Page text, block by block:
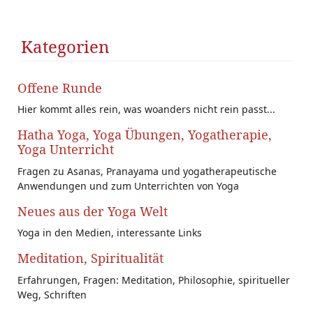
Kategorien
Offene Runde
Hier kommt alles rein, was woanders nicht rein passt...
Hatha Yoga, Yoga Übungen, Yogatherapie,
Yoga Unterricht
Fragen zu Asanas, Pranayama und yogatherapeutische
Anwendungen und zum Unterrichten von Yoga
Neues aus der Yoga Welt
Yoga in den Medien, interessante Links
Meditation, Spiritualität
Erfahrungen, Fragen: Meditation, Philosophie, spiritueller
Weg, Schriften